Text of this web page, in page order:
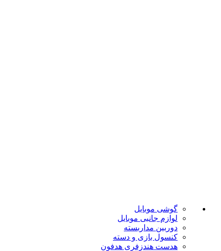
گوشی موبایل
لوازم جانبی موبایل
دوربین مداربسته
کنسول بازی و دسته
هدست هندزفری هدفون